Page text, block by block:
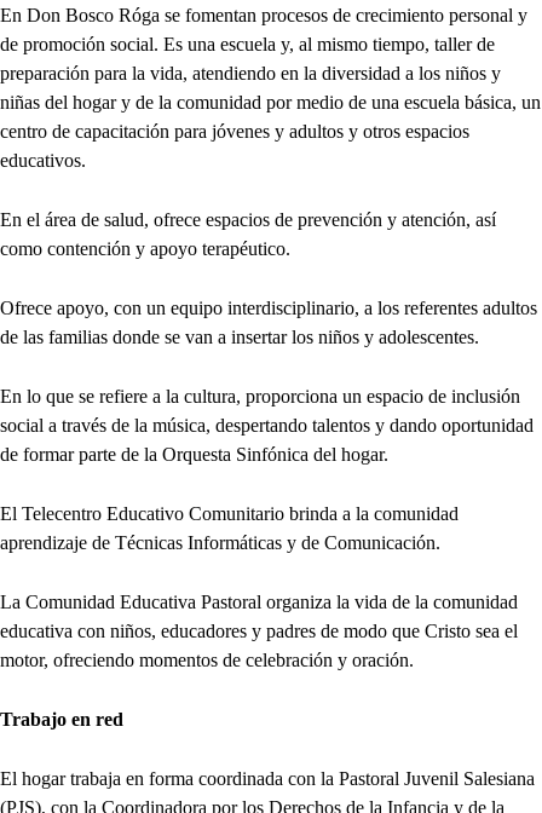
En Don Bosco Róga se fomentan procesos de crecimiento personal y
de promoción social. Es una escuela y, al mismo tiempo, taller de
preparación para la vida, atendiendo en la diversidad a los niños y
niñas del hogar y de la comunidad por medio de una escuela básica, un
centro de capacitación para jóvenes y adultos y otros espacios
educativos.
En el área de salud, ofrece espacios de prevención y atención, así
como contención y apoyo terapéutico.
Ofrece apoyo, con un equipo interdisciplinario, a los referentes adultos
de las familias donde se van a insertar los niños y adolescentes.
En lo que se refiere a la cultura, proporciona un espacio de inclusión
social a través de la música, despertando talentos y dando oportunidad
de formar parte de la Orquesta Sinfónica del hogar.
El Telecentro Educativo Comunitario brinda a la comunidad
aprendizaje de Técnicas Informáticas y de Comunicación.
La Comunidad Educativa Pastoral organiza la vida de la comunidad
educativa con niños, educadores y padres de modo que Cristo sea el
motor, ofreciendo momentos de celebración y oración.
Trabajo en red
El hogar trabaja en forma coordinada con la Pastoral Juvenil Salesiana
(PJS), con la Coordinadora por los Derechos de la Infancia y de la